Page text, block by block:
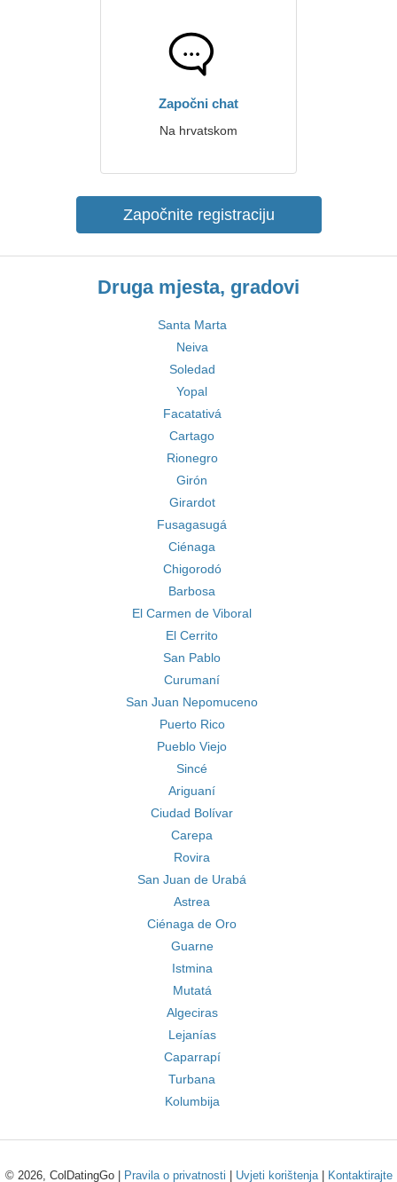
Započni chat
Na hrvatskom
Započnite registraciju
Druga mjesta, gradovi
Santa Marta
Neiva
Soledad
Yopal
Facatativá
Cartago
Rionegro
Girón
Girardot
Fusagasugá
Ciénaga
Chigorodó
Barbosa
El Carmen de Viboral
El Cerrito
San Pablo
Curumaní
San Juan Nepomuceno
Puerto Rico
Pueblo Viejo
Sincé
Ariguaní
Ciudad Bolívar
Carepa
Rovira
San Juan de Urabá
Astrea
Ciénaga de Oro
Guarne
Istmina
Mutatá
Algeciras
Lejanías
Caparrapí
Turbana
Kolumbija
© 2026, ColDatingGo | Pravila o privatnosti Uvjeti korištenja| Kontaktirajte